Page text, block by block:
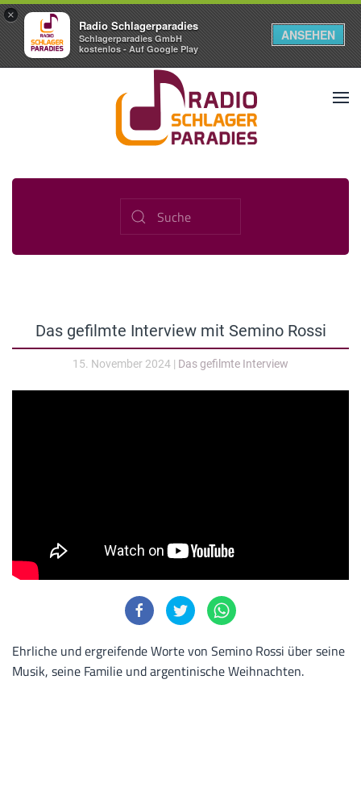
×
Radio Schlagerparadies
Schlagerparadies GmbH
kostenlos - Auf Google Play
ANSEHEN
Das gefilmte Interview mit Semino Rossi
15. November 2024 | Das gefilmte Interview
Ehrliche und ergreifende Worte von Semino Rossi über seine
Musik, seine Familie und argentinische Weihnachten.